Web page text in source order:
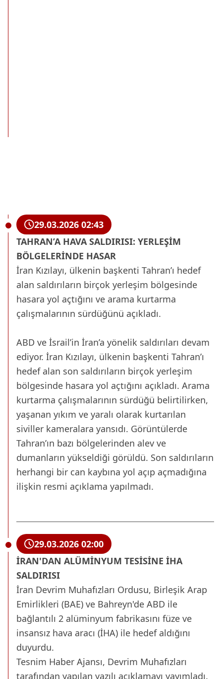
29.03.2026 02:43
TAHRAN’A HAVA SALDIRISI: YERLEŞİM
BÖLGELERİNDE HASAR
İran Kızılayı, ülkenin başkenti Tahran’ı hedef
alan saldırıların birçok yerleşim bölgesinde
hasara yol açtığını ve arama kurtarma
çalışmalarının sürdüğünü açıkladı.
ABD ve İsrail’in İran’a yönelik saldırıları devam
ediyor. İran Kızılayı, ülkenin başkenti Tahran’ı
hedef alan son saldırıların birçok yerleşim
bölgesinde hasara yol açtığını açıkladı. Arama
kurtarma çalışmalarının sürdüğü belirtilirken,
yaşanan yıkım ve yaralı olarak kurtarılan
siviller kameralara yansıdı. Görüntülerde
Tahran’ın bazı bölgelerinden alev ve
dumanların yükseldiği görüldü. Son saldırıların
herhangi bir can kaybına yol açıp açmadığına
ilişkin resmi açıklama yapılmadı.
29.03.2026 02:00
İRAN'DAN ALÜMİNYUM TESİSİNE İHA
SALDIRISI
İran Devrim Muhafızları Ordusu, Birleşik Arap
Emirlikleri (BAE) ve Bahreyn'de ABD ile
bağlantılı 2 alüminyum fabrikasını füze ve
insansız hava aracı (İHA) ile hedef aldığını
duyurdu.
Tesnim Haber Ajansı, Devrim Muhafızları
tarafından yapılan yazılı açıklamayı yayımladı.